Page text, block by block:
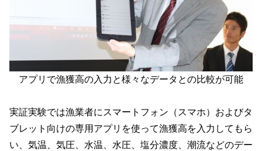
アプリで漁獲高の入力と様々なデータとの比較が可能
実証実験では漁業者にスマートフォン（スマホ）およびタ
ブレット向けの専用アプリを使って漁獲高を入力してもら
い、気温、気圧、水温、水圧、塩分濃度、潮流などのデー